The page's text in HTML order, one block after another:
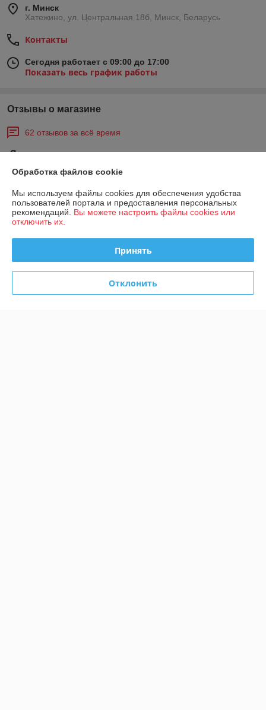
г. Минск
Хатежино, ул. Центральная 18б, Минск, Беларусь
Контакты
Сегодня работает с 09:00 до 17:00
Показать весь график работы
Отзывы о магазине
62 отзывов за всё время
Отлично
Быстро связались, всё объяснили, описание и цена актуальные,
товар был в наличии и отправили оперативно. Общение вежливое,
обслуживание на уровне — рекомендую.
Сделка подтверждена через корзину
Обработка файлов cookie
Мы используем файлы cookies для обеспечения удобства
пользователей портала и предоставления персональных
рекомендаций. Вы можете настроить файлы cookies или
отключить их.
Принять
Отклонить